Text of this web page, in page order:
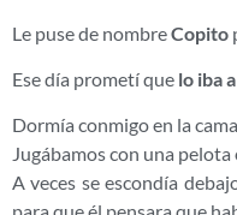
Le puse de nombreCopito
Ese día prometí que lo iba
Dormía conmigo en la
Jugábamos con una pelota
A veces se escondía